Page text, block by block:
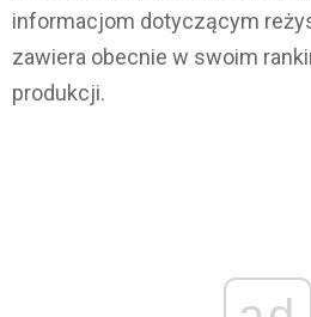
informacjom dotyczącym
zawiera obecnie w swoim
produkcji.